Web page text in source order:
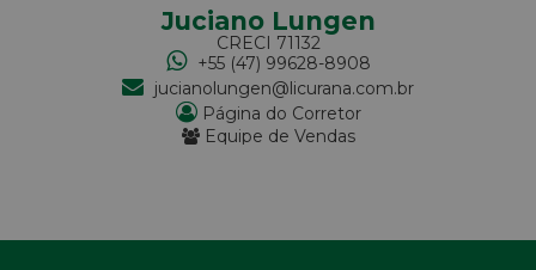
Juciano Lungen
CRECI 71132
+55 (47) 99628-8908
jucianolungen@licurana.com.br
Página do Corretor
Equipe de Vendas